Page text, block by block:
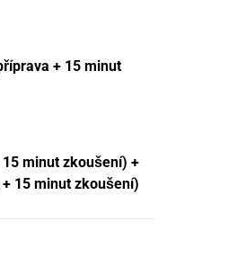
+ 15 minut
minut zkoušení) +
15 minut zkoušení)